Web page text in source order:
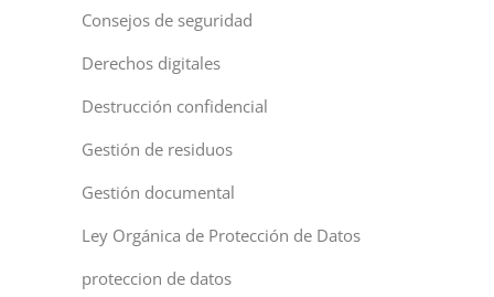
Consejos de seguridad
Derechos digitales
Destrucción confidencial
Gestión de residuos
Gestión documental
Ley Orgánica de Protección de Datos
proteccion de datos